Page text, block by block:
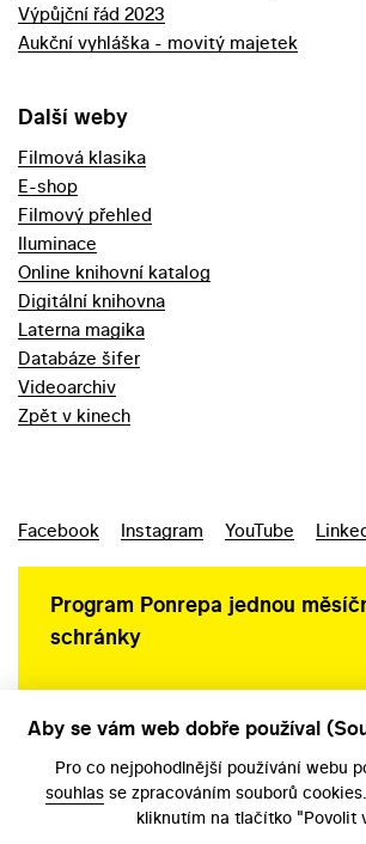
Výpůjční řád 2023
Aukční vyhláška - movitý majetek
Další weby
Filmová klasika
E-shop
Filmový přehled
Iluminace
Online knihovní katalog
Digitální knihovna
Laterna magika
Databáze šifer
Videoarchiv
Zpět v kinech
Facebook Instagram YouTube
Program Ponrepa jednou
schránky
Aby se vám web dobře používal
Pro co nejpohodlnější používání webu
souhlas se zpracováním souborů
kliknutím na tlačítko "Povolit